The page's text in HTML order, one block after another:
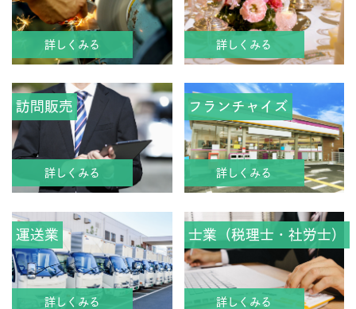
詳しくみる 詳しくみる
訪問販売
詳しくみる
フランチャイズ
詳しくみる
運送業
詳しくみる
士業（税理士・社労士）
詳しくみる